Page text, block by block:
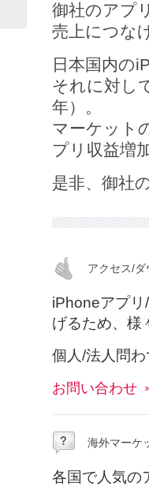
御社のアプ
売上につな
日本国内の
それに対し
年）。
マーケット
プリ収益増
是非、御社
アクセス/
iPhoneアプ
げるため、様
個人/法人問
お問い合わせ
海外マーケ
各国で人気の